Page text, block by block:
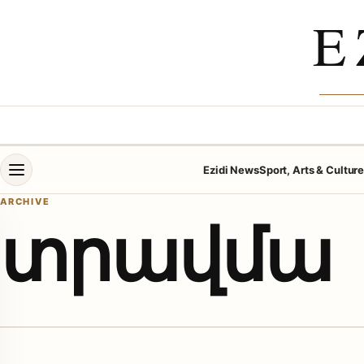
Open menu Ezidi NewsSport, Arts & Culture
ARCHIVE
տրավմա